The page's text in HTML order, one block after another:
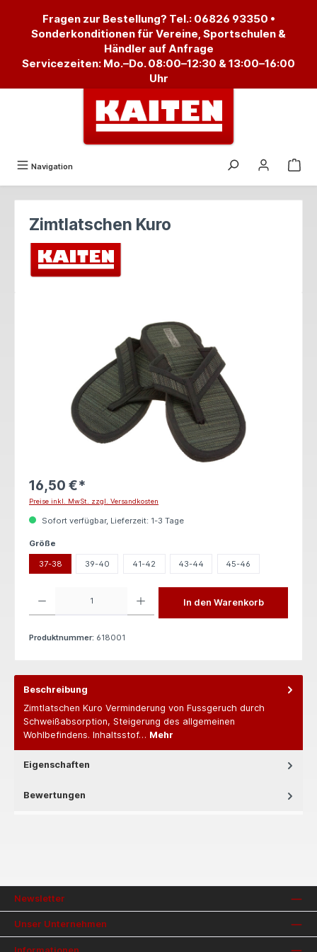
Fragen zur Bestellung? Tel.: 06826 93350 •
Sonderkonditionen für Vereine, Sportschulen &
Händler auf Anfrage
Servicezeiten: Mo.–Do. 08:00–12:30 & 13:00–16:00
Uhr
Navigation
Zimtlatschen Kuro
16,50 €*
Preise inkl. MwSt. zzgl. Versandkosten
Sofort verfügbar, Lieferzeit: 1-3 Tage
Größe
37-38 39-40 41-42 43-44 45-46
In den Warenkorb
Produktnummer: 618001
Beschreibung
Zimtlatschen Kuro Verminderung von Fussgeruch durch
Schweißabsorption, Steigerung des allgemeinen
Wohlbefindens. Inhaltsstof… Mehr
Eigenschaften
Bewertungen
Newsletter
Unser Unternehmen